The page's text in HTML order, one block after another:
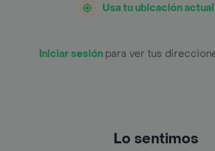
Usa tu ubicación actual
Iniciar sesión para ver tus
Lo sentimos